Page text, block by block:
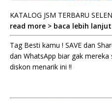
KATALOG JSM TERBARU
read more > baca lebih
Tag Besti kamu ! SAVE dan
dan WhatsApp biar gak
diskon menarik ini !!